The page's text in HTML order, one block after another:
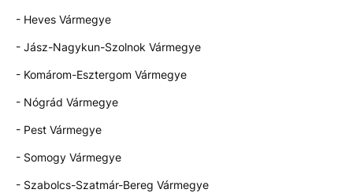
- Heves Vármegye
- Jász-Nagykun-Szolnok Vármegye
- Komárom-Esztergom Vármegye
- Nógrád Vármegye
- Pest Vármegye
- Somogy Vármegye
- Szabolcs-Szatmár-Bereg Vármegye